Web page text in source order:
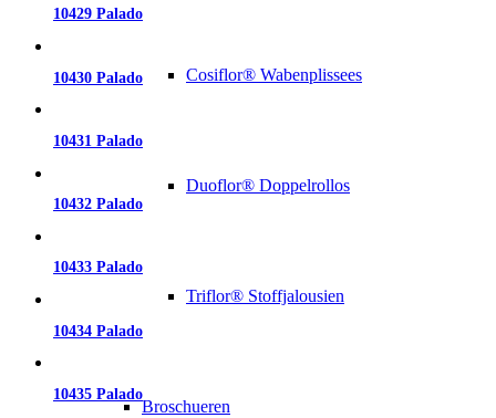
Cosiflor® Wabenplissees
Duoflor® Doppelrollos
Triflor® Stoffjalousien
Broschueren
10429 Palado
10430 Palado
10431 Palado
10432 Palado
10433 Palado
10434 Palado
10435 Palado